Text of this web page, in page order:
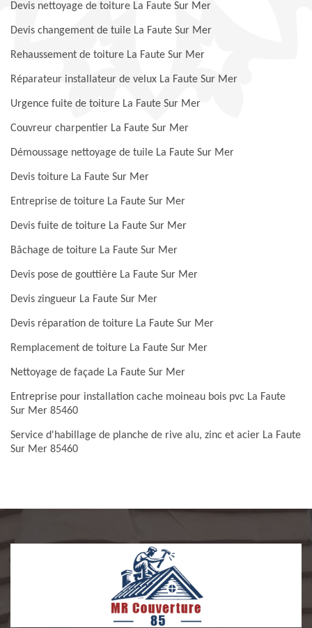
Devis nettoyage de toiture La Faute Sur Mer
Devis changement de tuile La Faute Sur Mer
Rehaussement de toiture La Faute Sur Mer
Réparateur installateur de velux La Faute Sur Mer
Urgence fuite de toiture La Faute Sur Mer
Couvreur charpentier La Faute Sur Mer
Démoussage nettoyage de tuile La Faute Sur Mer
Devis toiture La Faute Sur Mer
Entreprise de toiture La Faute Sur Mer
Devis fuite de toiture La Faute Sur Mer
Bâchage de toiture La Faute Sur Mer
Devis pose de gouttière La Faute Sur Mer
Devis zingueur La Faute Sur Mer
Devis réparation de toiture La Faute Sur Mer
Remplacement de toiture La Faute Sur Mer
Nettoyage de façade La Faute Sur Mer
Entreprise pour installation cache moineau bois pvc La Faute
Sur Mer 85460
Service d'habillage de planche de rive alu, zinc et acier La Faute
Sur Mer 85460